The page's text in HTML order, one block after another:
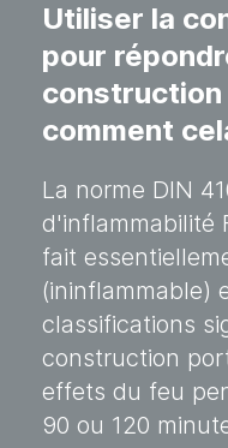
Utiliser la
pour
construction
comment
La norme DIN
d'inflammabilité
fait
(ininflammable)
classifications
construction
effets du feu
90 ou 120